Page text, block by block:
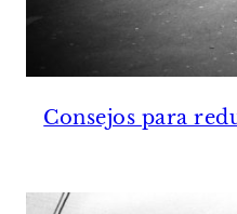
Consejos para